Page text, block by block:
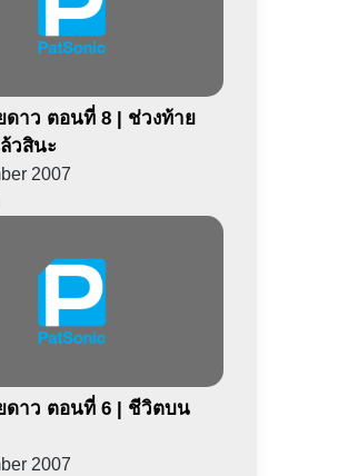
ดาว ตอนที่ 8 | ช่วงท้าย
วสินะ
2007
ดาว ตอนที่ 6 | ชีวิตบน
2007